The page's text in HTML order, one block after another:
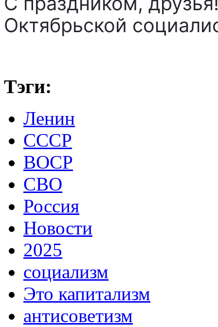
Октябрьской
Тэги:
Ленин
СССР
ВОСР
СВО
Россия
Новости
2025
социализм
Это капитализм
антисоветизм